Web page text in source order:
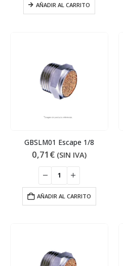
AÑADIR AL CARRITO
GBSLM01 Escape 1/8
0,71 € (SIN IVA)
AÑADIR AL CARRITO